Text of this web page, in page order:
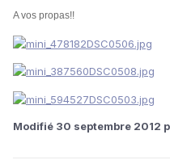
A vos propas!!
Modifié 30 septembre 2012